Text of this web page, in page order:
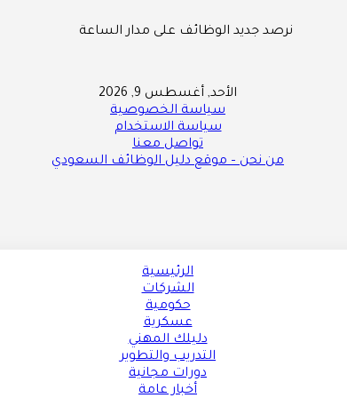
نرصد جديد الوظائف على مدار الساعة
الأحد, أغسطس 9, 2026
سياسة الخصوصية
سياسة الاستخدام
تواصل معنا
من نحن – موقع دليل الوظائف السعودي
الرئيسية
الشركات
حكومية
عسكرية
دليلك المهني
التدريب والتطوير
دورات مجانية
أخبار عامة